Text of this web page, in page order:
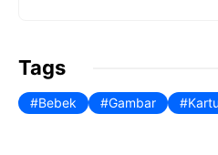
Tags
Bebek Gambar